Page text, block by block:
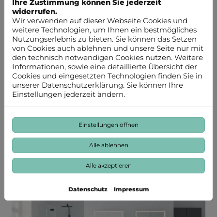
Verschluss, der mit dem burgbad cleanFlow+ extra
geordert werden kann. Mit dem burgbad
cleanFlow+ bieten wir ein eigens entwickeltes,
innovatives Schließventil mit integriertem
automatischen Überlaufschutz. Es ist perfekt auf den
burgbad cleanFlow abgestimmt und kann einfach
gegen den Permanentablauf der
Standardausführung ausgetauscht werden.
Zudembesitzt das Schließventil eine Push-to-Open-
Funktion, mit der sich das Wasser ganz ohne
Exzenterstange und Überlaufloch stauen lässt: Ab
Ventilautomatisch, um ein Überlaufen
auszuschließen. Damit können nun auch
überlauflochfreie Aufsatzwaschtische und
Waschtische mit Wandarmatur risikofrei gestaut
werden.
Ihre Zustimmung können Sie jederzeit
widerrufen.
Wir verwenden auf dieser Webseite Cookies und
weitere Technologien, um Ihnen ein bestmögliches
Nutzungserlebnis zu bieten. Sie können das Setzen
von Cookies auch ablehnen und unsere Seite nur mit
den technisch notwendigen Cookies nutzen. Weitere
Informationen, sowie eine detaillierte Übersicht der
Cookies und eingesetzten Technologien finden Sie in
unserer Datenschutzerklärung. Sie können Ihre
Einstellungen jederzeit ändern.
Einstellungen öffnen
Alle ablehnen
Alle akzeptieren
Datenschutz Impressum